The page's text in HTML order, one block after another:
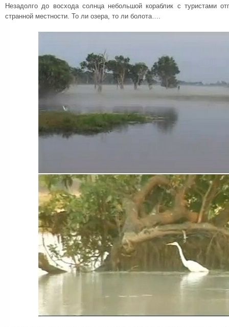
Незадолго до восхода солнца небольшой кораблик с туристами
странной местности. То ли озера, то ли болота….